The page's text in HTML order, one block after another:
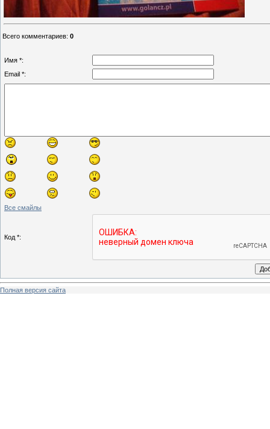
Всего комментариев: 0
Имя *:
Email *:
Все смайлы
Код *:
Полная версия сайта